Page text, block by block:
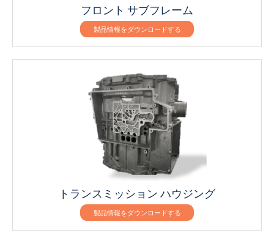
フロント サブフレーム
製品情報をダウンロードする
トランスミッション ハウジング
製品情報をダウンロードする